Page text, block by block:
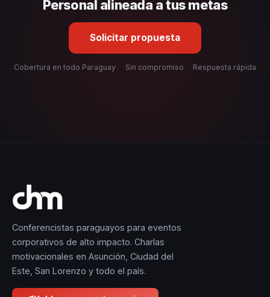
Personal alineada a tus metas
Solicitar propuesta
Cobertura en todo Paraguay · Sin compromiso · Respuesta rápida
Conferencistas paraguayos para eventos
corporativos de alto impacto. Charlas
motivacionales en Asunción, Ciudad del
Este, San Lorenzo y todo el país.